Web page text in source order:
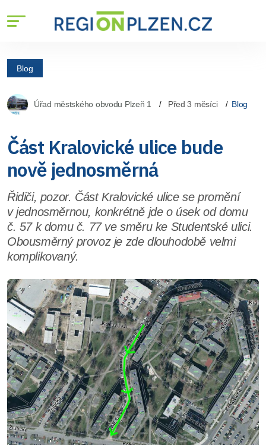
Blog
Úřad městského obvodu Plzeň 1 Před 3 měsíci Blog
Část Kralovické ulice bude
nově jednosměrná
Řidiči, pozor. Část Kralovické ulice se promění
v jednosměrnou, konkrétně jde o úsek od domu
č. 57 k domu č. 77 ve směru ke Studentské ulici.
Obousměrný provoz je zde dlouhodobě velmi
komplikovaný.